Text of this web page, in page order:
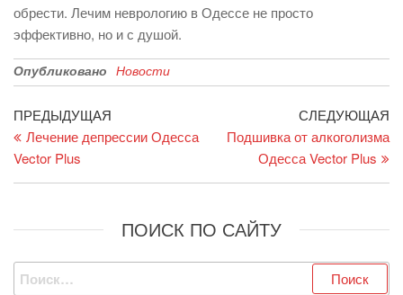
обрести. Лечим неврологию в Одессе не просто
эффективно, но и с душой.
Опубликовано Новости
Навигация
по
записям
Предыдущая
запись
ПРЕДЫДУЩАЯ
Лечение депрессии Одесса
Vector Plus
СЛЕДУЮЩАЯ
Подшивка от алкоголизма
Одесса Vector Plus
ПОИСК ПО САЙТУ
Найти: